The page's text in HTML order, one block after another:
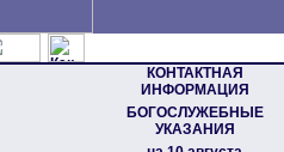
КОНТАКТНАЯ
ИНФОРМАЦИЯ
БОГОСЛУЖЕБНЫЕ
УКАЗАНИЯ